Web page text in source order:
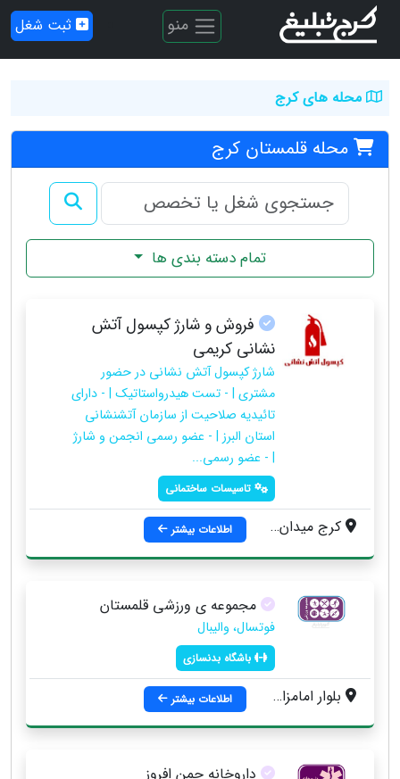
منو ثبت شغل
محله های کرج
محله قلمستان کرج
تمام دسته بندی ها
فروش و شارژ کپسول آتش
نشانی کریمی
شارژ کپسول آتش نشانی در حضور
مشتری | - تست هیدرواستاتیک | - دارای
تائیدیه صلاحیت از سازمان آتشنشانی
استان البرز | - عضو رسمی انجمن و شارژ
| - عضو رسمی...
تاسیسات ساختمانی
کرج میدان استاندارد ، بلوار کامیون داران ، مجتمع صنفی البرز ، سایت کابینت سازان ، نبش خیام 4 اطلاعات بیشتر
مجموعه ی ورزشی قلمستان
فوتسال، والیبال
باشگاه بدنسازی
بلوار امامزاده حسن ، خیابان قلمستان ، جنب دانشگاه علمی کاربردی اطلاعات بیشتر
داروخانه چمن افروز